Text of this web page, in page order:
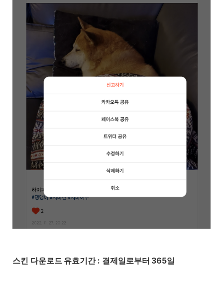
스킨 다운로드 유효기간 : 결제일로부터 365일